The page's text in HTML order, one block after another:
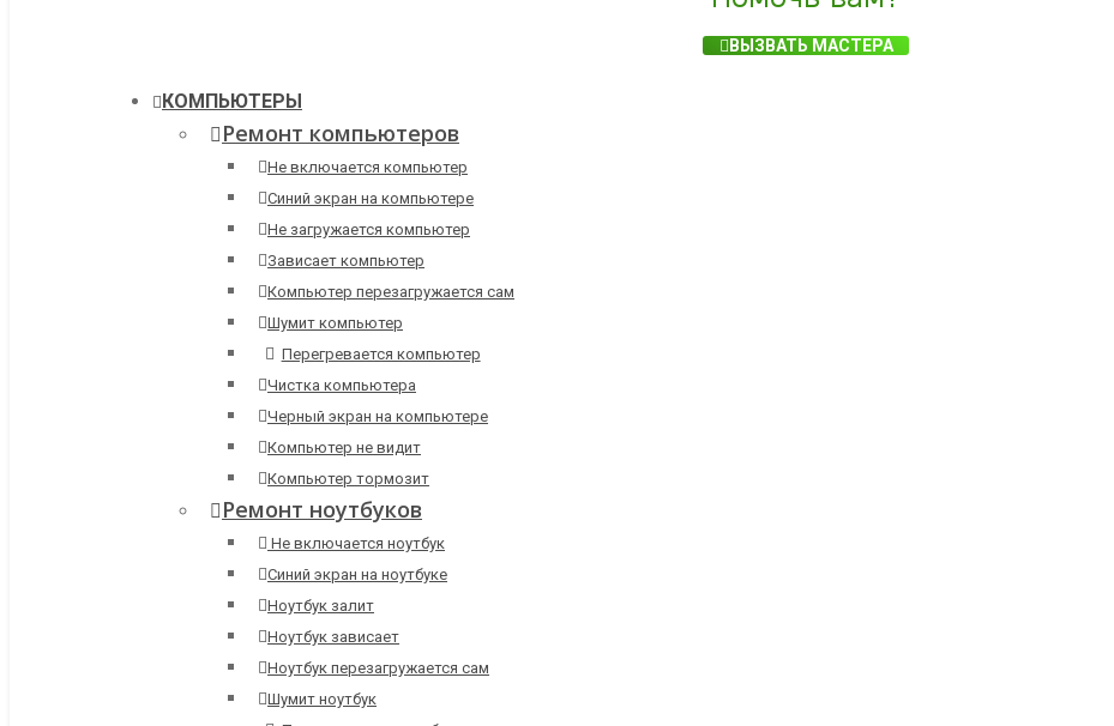
ВЫЗВАТЬ МАСТЕРА
КОМПЬЮТЕРЫ
Ремонт компьютеров
Не включается компьютер
Синий экран на компьютере
Не загружается компьютер
Зависает компьютер
Компьютер перезагружается сам
Шумит компьютер
Перегревается компьютер
Чистка компьютера
Черный экран на компьютере
Компьютер не видит
Компьютер тормозит
Ремонт ноутбуков
Не включается ноутбук
Синий экран на ноутбуке
Ноутбук залит
Ноутбук зависает
Ноутбук перезагружается сам
Шумит ноутбук